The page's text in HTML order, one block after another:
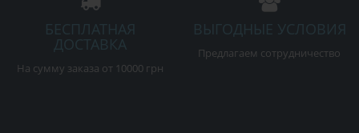
БЕСПЛАТНАЯ
ДОСТАВКА
На сумму заказа от 10000 грн
ВЫГОДНЫЕ УСЛОВИЯ
Предлагаем сотрудничество